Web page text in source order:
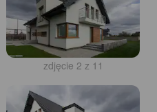
zdjęcie 2 z 11